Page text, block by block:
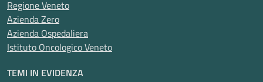
Regione Veneto
Azienda Zero
Azienda Ospedaliera
Istituto Oncologico Veneto
TEMI IN EVIDENZA